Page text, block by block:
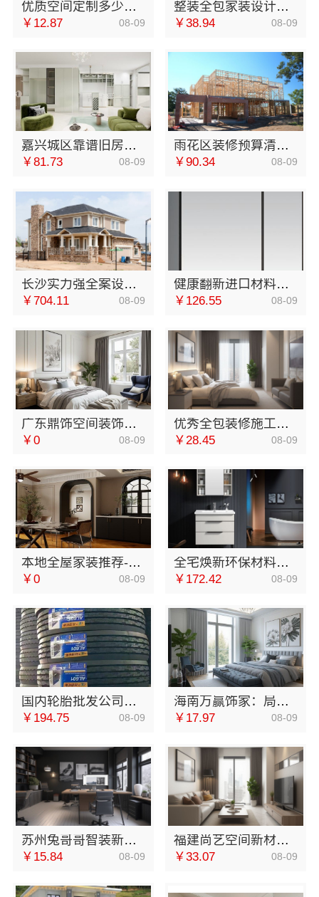
优质空间定制多少钱？南京市创亿讯透明报价
￥12.87 08-09
整装全包家装设计厨卫改造宁波雅美和居建材科技有限公司
￥38.94 08-09
嘉兴城区靠谱旧房改造哪家靠谱 嘉兴美居乐建材科技有限公司
￥81.73 08-09
雨花区装修预算清单透明化施工选创益讯建筑
￥90.34 08-09
长沙实力强全案设计创益讯建筑值得信赖
￥704.11 08-09
健康翻新进口材料，邯郸至臻全宅新材料有限公司
￥126.55 08-09
广东鼎饰空间装饰工程有限公司：广东靠谱空间设计环保材料
￥0 08-09
优秀全包装修施工，云南至高新型建材有限公司品质保障
￥28.45 08-09
本地全屋家装推荐-南通宏域全宅装饰建材有限公司
￥0 08-09
全宅焕新环保材料首选邯郸至臻全宅新材料有限公司
￥172.42 08-09
国内轮胎批发公司流程，湖北省腾冠畅实业贸易有限公司合规透明高效
￥194.75 08-09
海南万赢饰家：局部改造居室装修工期提速保障
￥17.97 08-09
苏州兔哥哥智装新材料有限公司张家港正规装修公司工程施工费用
￥15.84 08-09
福建尚艺空间新材料科技有限公司现代简约家庭装修免费设计整体落地
￥33.07 08-09